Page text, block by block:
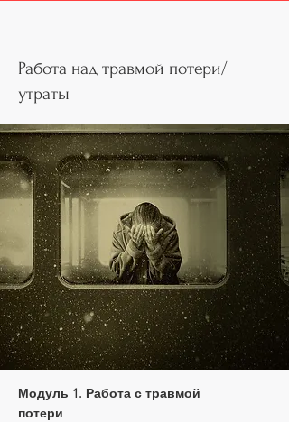
Модуль 1. Работа с травмой
потери
Работа над травмой потери/
утраты